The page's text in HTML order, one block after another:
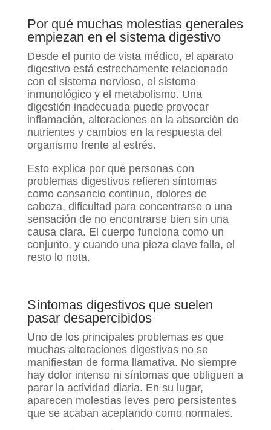
Por qué muchas molestias generales
empiezan en el sistema digestivo
Desde el punto de vista médico, el aparato
digestivo está estrechamente relacionado
con el sistema nervioso, el sistema
inmunológico y el metabolismo. Una
digestión inadecuada puede provocar
inflamación, alteraciones en la absorción de
nutrientes y cambios en la respuesta del
organismo frente al estrés.
Esto explica por qué personas con
problemas digestivos refieren síntomas
como cansancio continuo, dolores de
cabeza, dificultad para concentrarse o una
sensación de no encontrarse bien sin una
causa clara. El cuerpo funciona como un
conjunto, y cuando una pieza clave falla, el
resto lo nota.
Síntomas digestivos que suelen
pasar desapercibidos
Uno de los principales problemas es que
muchas alteraciones digestivas no se
manifiestan de forma llamativa. No siempre
hay dolor intenso ni síntomas que obliguen a
parar la actividad diaria. En su lugar,
aparecen molestias leves pero persistentes
que se acaban aceptando como normales.